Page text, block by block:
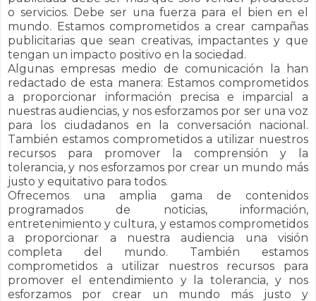
o servicios. Debe ser una fuerza para el bien en el
mundo. Estamos comprometidos a crear campañas
publicitarias que sean creativas, impactantes y que
tengan un impacto positivo en la sociedad.
Algunas empresas medio de comunicación la han
redactado de esta manera: Estamos comprometidos
a proporcionar información precisa e imparcial a
nuestras audiencias, y nos esforzamos por ser una voz
para los ciudadanos en la conversación nacional.
También estamos comprometidos a utilizar nuestros
recursos para promover la comprensión y la
tolerancia, y nos esforzamos por crear un mundo más
justo y equitativo para todos.
Ofrecemos una amplia gama de contenidos
programados de noticias, información,
entretenimiento y cultura, y estamos comprometidos
a proporcionar a nuestra audiencia una visión
completa del mundo. También estamos
comprometidos a utilizar nuestros recursos para
promover el entendimiento y la tolerancia, y nos
esforzamos por crear un mundo más justo y